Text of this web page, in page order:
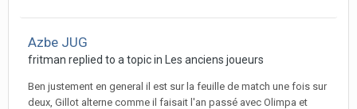
Azbe JUG
fritman replied to a topic in Les anciens joueurs
Ben justement en general il est sur la feuille de match une fois sur
deux, Gillot alterne comme il faisait l'an passé avec Olimpa et